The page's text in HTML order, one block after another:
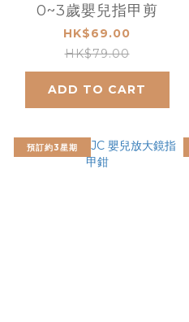
0~3歲嬰兒指甲剪
HK$69.00
HK$79.00
ADD TO CART
預訂約3星期